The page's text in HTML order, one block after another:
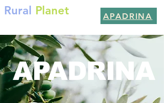
Rural Planet APADRINA
APADRINA